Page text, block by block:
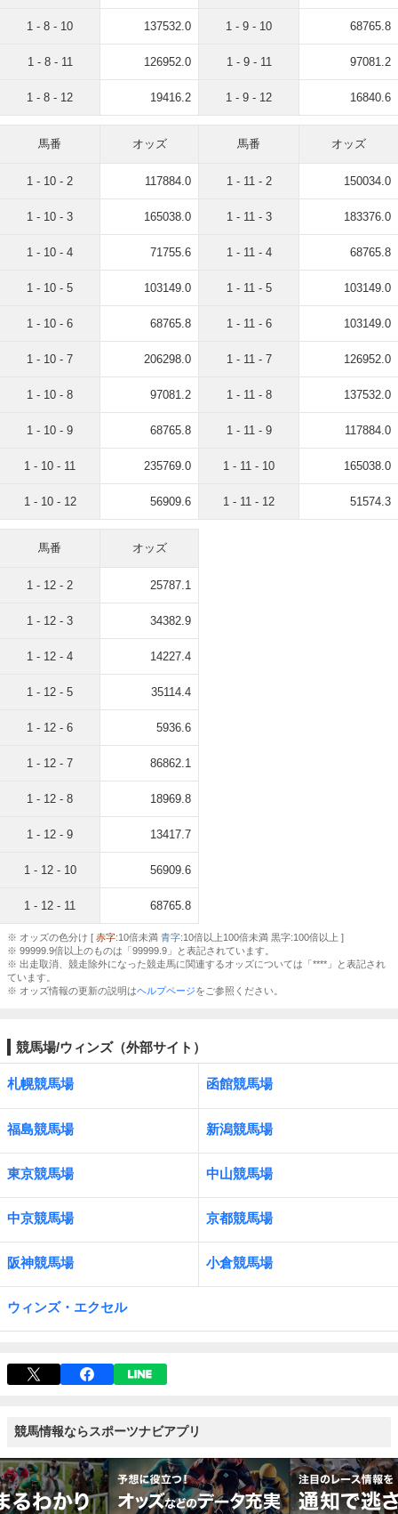
1 - 8 - 10 137532.0
1 - 8 - 11 126952.0
1 - 8 - 12 19416.2
1 - 9 - 10 68765.8
1 - 9 - 11 97081.2
1 - 9 - 12 16840.6
馬番 オッズ
1 - 10 - 2 117884.0
1 - 10 - 3 165038.0
1 - 10 - 4 71755.6
1 - 10 - 5 103149.0
1 - 10 - 6 68765.8
1 - 10 - 7 206298.0
1 - 10 - 8 97081.2
1 - 10 - 9 68765.8
1 - 10 - 11 235769.0
1 - 10 - 12 56909.6
馬番 オッズ
1 - 11 - 2 150034.0
1 - 11 - 3 183376.0
1 - 11 - 4 68765.8
1 - 11 - 5 103149.0
1 - 11 - 6 103149.0
1 - 11 - 7 126952.0
1 - 11 - 8 137532.0
1 - 11 - 9 117884.0
1 - 11 - 10 165038.0
1 - 11 - 12 51574.3
馬番 オッズ
1 - 12 - 2 25787.1
1 - 12 - 3 34382.9
1 - 12 - 4 14227.4
1 - 12 - 5 35114.4
1 - 12 - 6 5936.6
1 - 12 - 7 86862.1
1 - 12 - 8 18969.8
1 - 12 - 9 13417.7
1 - 12 - 10 56909.6
1 - 12 - 11 68765.8
※ オッズの色分け [ 赤字:10倍未満 青字:10倍以上100倍未満 黒字:100倍以上 ]
※ 99999.9倍以上のものは「99999.9」と表記されています。
※ 出走取消、競走除外になった競走馬に関連するオッズについては「****」と表記され
ています。
※ オッズ情報の更新の説明はヘルプページをご参照ください。
競馬場/ウィンズ（外部サイト）
札幌競馬場 函館競馬場
福島競馬場 新潟競馬場
東京競馬場 中山競馬場
中京競馬場 京都競馬場
阪神競馬場 小倉競馬場
ウィンズ・エクセル
競馬情報ならスポーツナビアプリ